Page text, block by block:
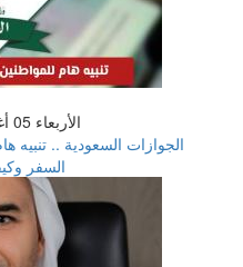
الأربعاء 05 أغسطس 2026 11:34 مساءً
الجوازات السعودية .. تنبيه
السفر